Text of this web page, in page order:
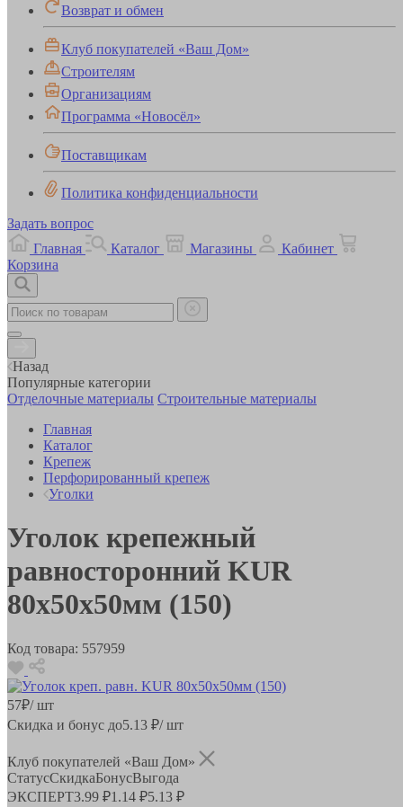
Возврат и обмен
Клуб покупателей «Ваш Дом»
Строителям
Организациям
Программа «Новосёл»
Поставщикам
Политика конфиденциальности
Задать вопрос
Главная
Каталог Магазины
Кабинет
Корзина
Назад
Популярные категории
Отделочные материалы Строительные материалы
Главная
Каталог
Крепеж
Перфорированный крепеж
Уголки
Уголок крепежный
равносторонний KUR
80х50х50мм (150)
Код товара: 557959
57₽/ шт
Скидка и бонус до5.13 ₽/ шт
Клуб покупателей «Ваш Дом»
СтатусСкидкаБонусВыгода
ЭКСПЕРТ3.99 ₽1.14 ₽5.13 ₽